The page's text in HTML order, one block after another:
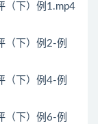
（下）例1.mp4
（下）例2-例
（下）例4-例
（下）例6-例